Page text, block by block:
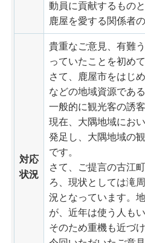
動員に貢献するもの
鹿屋を愛する関係者
対応
状況
貴重なご意見、有難
っていたことを初め
さて、鹿屋市をはじ
などの地域資源であ
一般的に観光客の誘
現在、大隅地域にお
発足し、大隅地域の
です。
さて、ご提言の古江
ろ、現状としては滝
況となっています。
が、近年は使う人も
そのため重機も近づ